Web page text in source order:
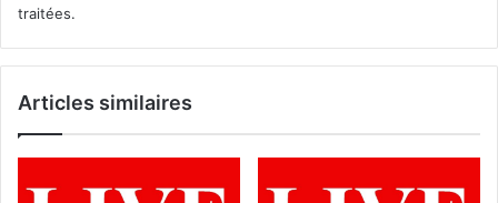
traitées.
Articles similaires